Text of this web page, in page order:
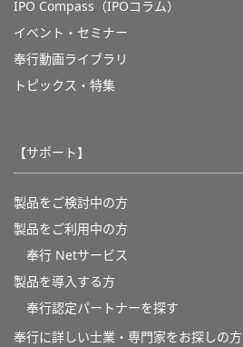
IPO Compass（IPOコラム）
イベント・セミナー
奉行動画ライブラリ
トピックス・特集
【サポート】
製品をご検討中の方
製品をご利用中の方
奉行 Netサービス
製品を導入する方
奉行認定パートナーを探す
奉行に詳しい士業・専門家をお探しの方